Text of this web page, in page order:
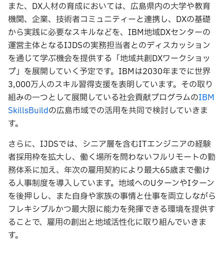
また、DX人材の育成においては、広島県内の大学や教育
機関、企業、技術者コミュニティーと連携し、DXの基礎
から実践に必要なスキルなどを、IBM地域DXセンターの
運営主体となるIJDSの実務担当者とのディスカッション
を通じて学ぶ機会を提供する「地域共創DXワークショッ
プ」を展開していく予定です。IBMは2030年までに世界
3,000万人のスキル習得支援を表明しています。その取り
組みの一つとして展開している社会貢献プログラムのIBM
SkillsBuildの広島市域での活用を共同で検討していきま
す。
さらに、IJDSでは、シニア層を含むITエンジニアの経験
者採用枠を拡大し、働く場所を問わないフルリモートの勤
務体系に加え、年次の雇用契約により最大65歳まで働け
る人事制度を導入しています。地域へのUターンやIターン
を後押しし、また自身や家族の事情と仕事を両立しながら
フレキシブルかつ最大限に能力を発揮できる環境を提供す
ることで、雇用の創出と地域活性化に取り組んでいきま
す。